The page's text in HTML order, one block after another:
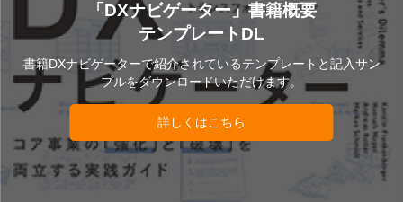
「DXナビゲーター」書籍概要
テンプレートDL
書籍DXナビゲーターで紹介されているテンプレートと記入サン
プルをダウンロードいただけます。
詳しくはこちら